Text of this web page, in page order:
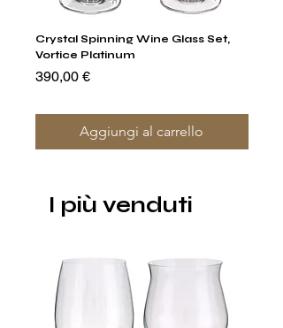
Crystal Spinning Wine Glass Set,
Vortice Platinum
Prezzo
390,00 €
Aggiungi al carrello
I più venduti